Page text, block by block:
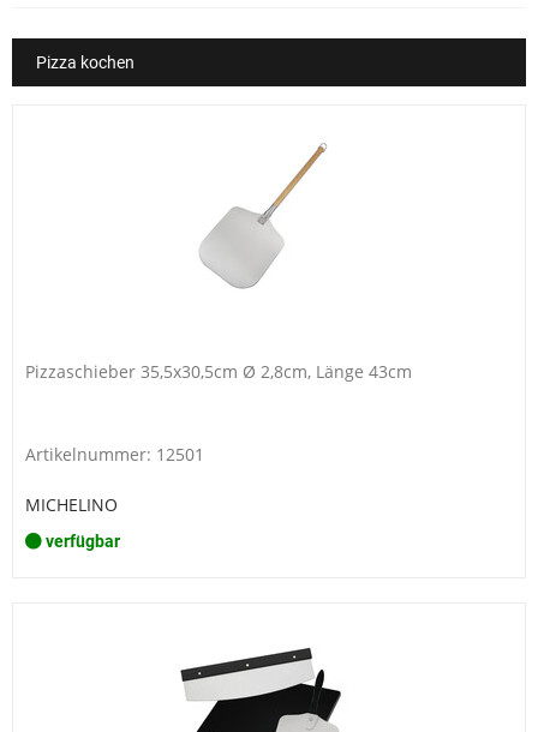
Pizza kochen
Pizzaschieber 35,5x30,5cm Ø 2,8cm, Länge 43cm
Artikelnummer: 12501
MICHELINO
verfügbar